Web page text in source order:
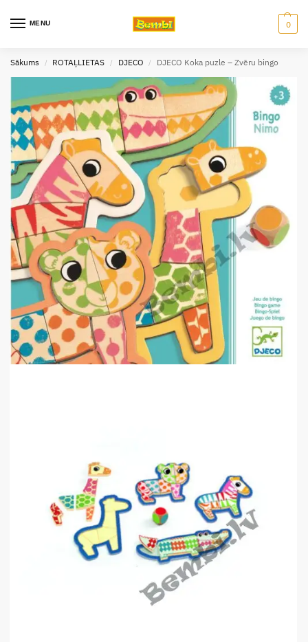
MENU 0
Sākums / ROTAĻLIETAS / DJECO / DJECO Koka puzle – Zvēru bingo